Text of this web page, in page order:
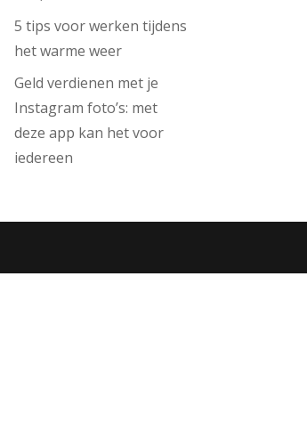
5 tips voor werken tijdens
het warme weer
Geld verdienen met je
Instagram foto’s: met
deze app kan het voor
iedereen